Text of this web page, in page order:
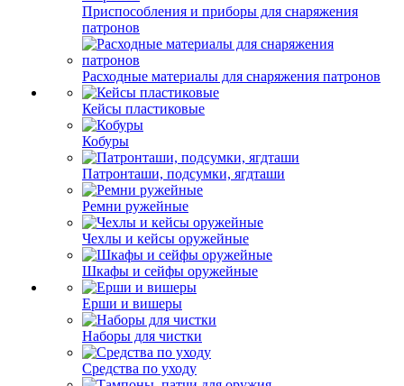
Приспособления и приборы для снаряжения
патронов
Расходные материалы для снаряжения патронов
Кейсы пластиковые
Кобуры
Патронташи, подсумки, ягдташи
Ремни ружейные
Чехлы и кейсы оружейные
Шкафы и сейфы оружейные
Ерши и вишеры
Наборы для чистки
Средства по уходу